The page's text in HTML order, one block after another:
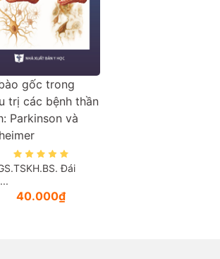
gốc trong
trị các bệnh thần
Parkinson và
Đái
40.000₫